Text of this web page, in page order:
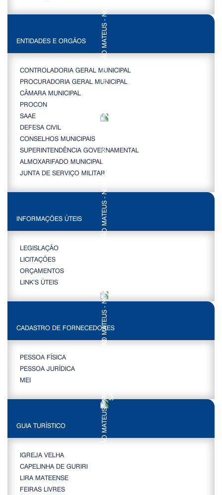
ENTIDADES E ORGÃOS
CONTROLADORIA GERAL MUNICIPAL
PROCURADORIA GERAL MUNICIPAL
CÂMARA MUNICIPAL
PROCON
SAAE
DEFESA CIVIL
CONSELHOS MUNICIPAIS
SUPERINTENDÊNCIA GOVERNAMENTAL
ALMOXARIFADO MUNICIPAL
JUNTA DE SERVIÇO MILITAR
INFORMAÇÕES ÚTEIS
LEGISLAÇÃO
LICITAÇÕES
ORÇAMENTOS
LINK’S ÚTEIS
CADASTRO DE FORNECEDORES
PESSOA FÍSICA
PESSOA JURÍDICA
MEI
GUIA TURÍSTICO
IGREJA VELHA
CAPELINHA DE GURIRI
LIRA MATEENSE
FEIRAS LIVRES